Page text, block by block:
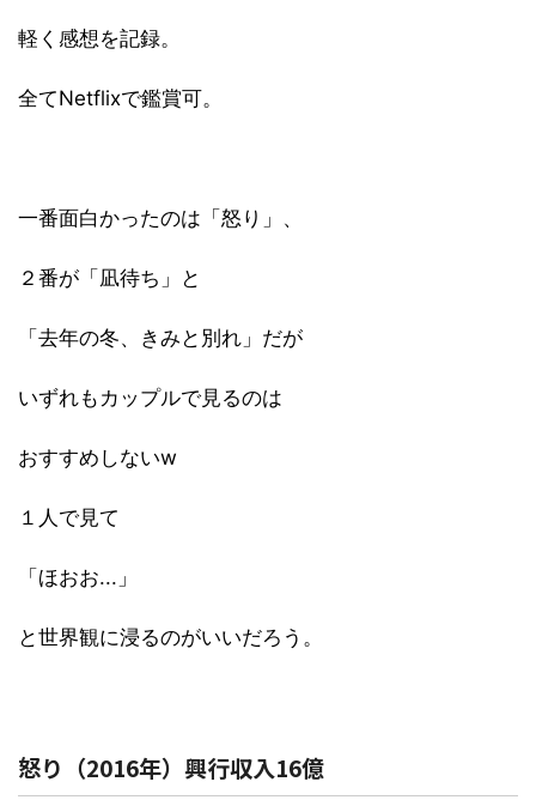
軽く感想を記録。
全てNetflixで鑑賞可。
一番面白かったのは「怒り」、
２番が「凪待ち」と
「去年の冬、きみと別れ」だが
いずれもカップルで見るのは
おすすめしないw
１人で見て
「ほおお...」
と世界観に浸るのがいいだろう。
怒り（2016年）興行収入16億